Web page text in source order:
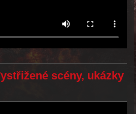
scény, ukázky